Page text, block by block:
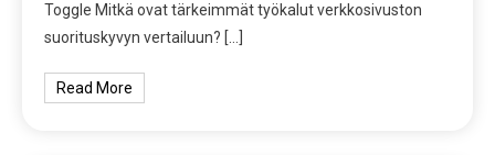
Toggle Mitkä ovat tärkeimmät työkalut verkkosivuston
suorituskyvyn vertailuun? […]
Read More